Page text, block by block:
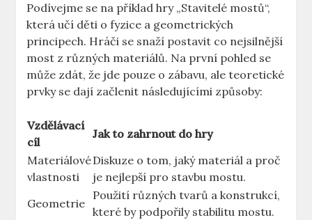
Podívejme se na příklad hry „Stavitelé mostů“,
která učí děti o fyzice a geometrických
principech. Hráči se snaží postavit co nejsilnější
most z různých materiálů. Na první pohled se
může zdát, že jde pouze o zábavu, ale teoretické
prvky se dají začlenit následujícími způsoby:
Vzdělávací
cíl
Jak to zahrnout do hry
Materiálové
vlastnosti
Diskuze o tom, jaký materiál a proč
je nejlepší pro stavbu mostu.
Geometrie
Použití různých tvarů a konstrukcí,
které by podpořily stabilitu mostu.